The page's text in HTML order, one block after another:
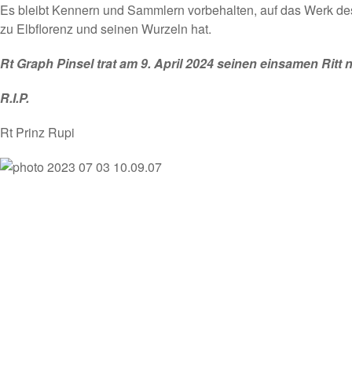
Es bleibt Kennern und Sammlern vorbehalten, auf das Werk
zu Elbflorenz und seinen Wurzeln hat.
Rt Graph Pinsel trat am 9. April 2024 seinen einsamen Ritt
R.I.P.
Rt Prinz Rupi